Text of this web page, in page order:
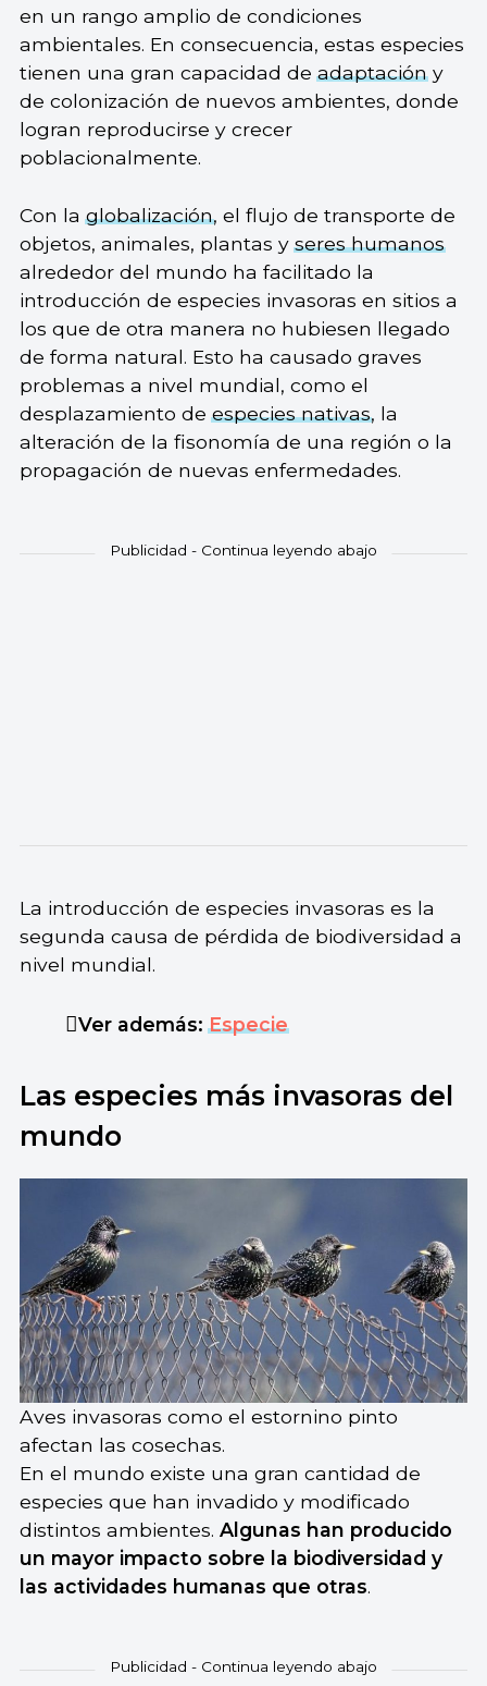
en un rango amplio de condiciones
ambientales. En consecuencia, estas especies
tienen una gran capacidad deadaptacióny
de colonización de nuevos ambientes, donde
logran reproducirse y crecer
poblacionalmente.
Con laglobalización, el flujo de transporte de
objetos, animales, plantas yseres humanos
alrededor del mundo ha facilitado la
introducción de especies invasoras en sitios a
los que de otra manera no hubiesen llegado
de forma natural. Esto ha causado graves
problemas a nivel mundial, como el
desplazamiento deespecies nativas, la
alteración de la fisonomía de una región o la
propagación de nuevas enfermedades.
La introducción de especies invasoras es la
segunda causa de pérdida de biodiversidad a
nivel mundial.
Ver además:Especie
Las especies más invasoras del
mundo
Aves invasoras como el estornino pinto
afectan las cosechas.
En el mundo existe una gran cantidad de
especies que han invadido y modificado
distintos ambientes. Algunas han producido
un mayor impacto sobre la biodiversidad y
las actividades humanas que otras.